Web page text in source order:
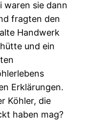
waren sie dann
fragten den
Handwerk
und ein
Erklärungen.
Köhler, die
haben mag?